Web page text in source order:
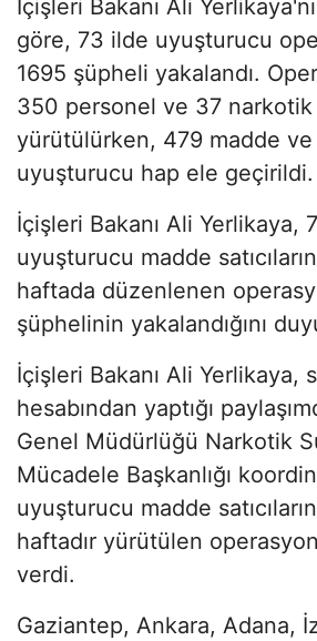
İçişleri Bakanı Ali
göre, 73 ilde uyuşturucu
1695 şüpheli yakalandı.
350 personel ve 37
yürütülürken, 479 madde
uyuşturucu hap ele geçirildi.
İçişleri Bakanı Ali Yerlikaya,
uyuşturucu madde
haftada düzenlenen
şüphelinin yakalandığını
İçişleri Bakanı Ali Yerlikaya,
hesabından yaptığı
Genel Müdürlüğü Narkotik
Mücadele Başkanlığı
uyuşturucu madde
haftadır yürütülen
verdi.
Gaziantep, Ankara, Adana,